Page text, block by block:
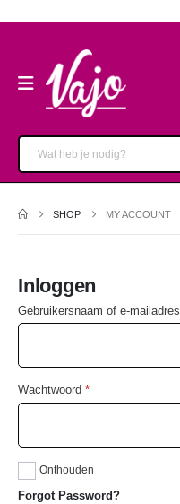
SHOP MY ACCOUNT
Inloggen
Gebruikersnaam of e-mailadres
Wachtwoord *
Onthouden
Forgot Password?